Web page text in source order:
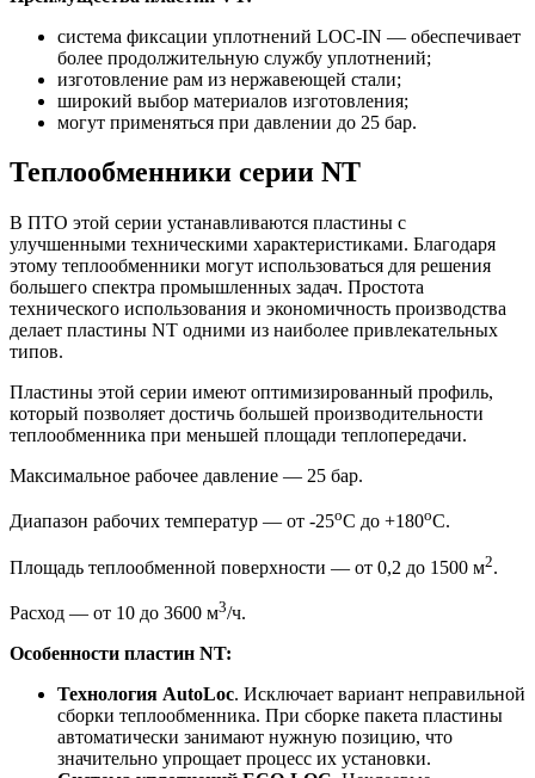
система фиксации уплотнений LOC-IN — обеспечивает
более продолжительную службу уплотнений;
изготовление рам из нержавеющей стали;
широкий выбор материалов изготовления;
могут применяться при давлении до 25 бар.
Теплообменники серии NT
В ПТО этой серии устанавливаются пластины с
улучшенными техническими характеристиками. Благодаря
этому теплообменники могут использоваться для решения
большего спектра промышленных задач. Простота
технического использования и экономичность производства
делает пластины NT одними из наиболее привлекательных
типов.
Пластины этой серии имеют оптимизированный профиль,
который позволяет достичь большей производительности
теплообменника при меньшей площади теплопередачи.
Максимальное рабочее давление — 25 бар.
Диапазон рабочих температур — от -25оС до +180оС.
Площадь теплообменной поверхности — от 0,2 до 1500 м2.
Расход — от 10 до 3600 м3/ч.
Особенности пластин NT:
Технология AutoLoc. Исключает вариант неправильной
сборки теплообменника. При сборке пакета пластины
автоматически занимают нужную позицию, что
значительно упрощает процесс их установки.